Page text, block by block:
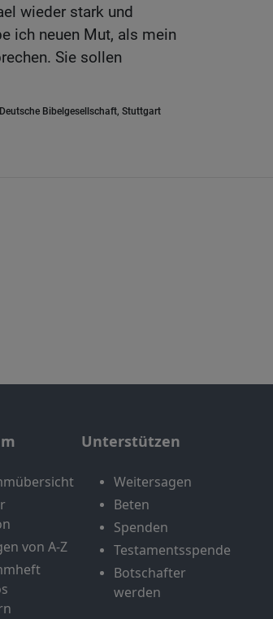
wieder stark und
ich neuen Mut, als mein
Sie sollen
Bibelgesellschaft, Stuttgart
von A-Z
Unterstützen
Weitersagen
Beten
Spenden
Testamentsspende
Botschafter
werden